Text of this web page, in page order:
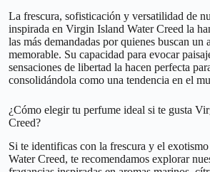
La frescura, sofisticación y versatilidad de
inspirada en Virgin Island Water Creed la
las más demandadas por quienes buscan
memorable. Su capacidad para evocar
sensaciones de libertad la hacen perfecta
consolidándola como una tendencia en el
¿Cómo elegir tu perfume ideal si te gusta
Creed?
Si te identificas con la frescura y el
Water Creed, te recomendamos explorar